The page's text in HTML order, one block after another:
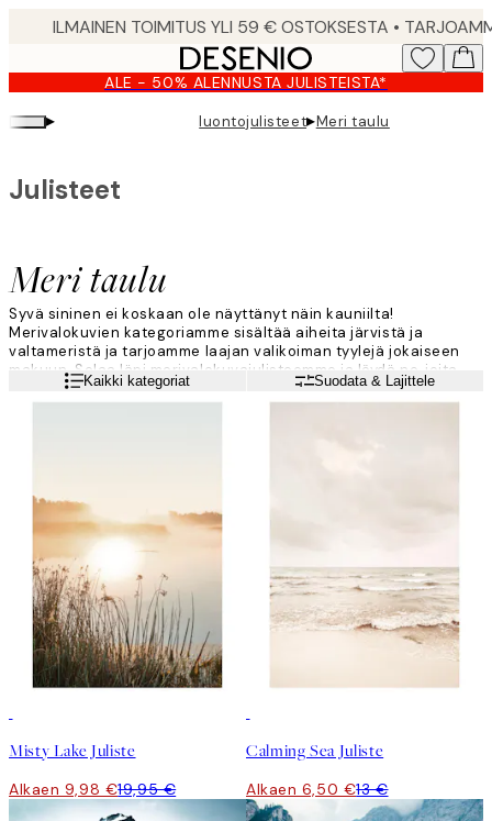
content.
ALE - 50% ALENNUSTA JULISTEISTA*
▸ luontojulisteet▸Meri taulu
Meri taulu
Julisteet
Syvä sininen ei koskaan ole näyttänyt näin kauniilta!
Merivalokuvien kategoriamme sisältää aiheita järvistä ja
valtameristä ja tarjoamme laajan valikoiman tyylejä jokaiseen
makuun. Selaa läpi merivalokuvajulisteemme ja löydä ne, joita
rakastat eniten ja yhdistä ne sopiviin kehyksiin täydentääksesi
tauluseinääsi!
Lue lisää Kaikki kategoriat Suodata & Lajittele
Misty Lake Juliste
Alkaen 9,98 €19,95 €
Calming Sea Juliste
Alkaen 6,50 €13 €